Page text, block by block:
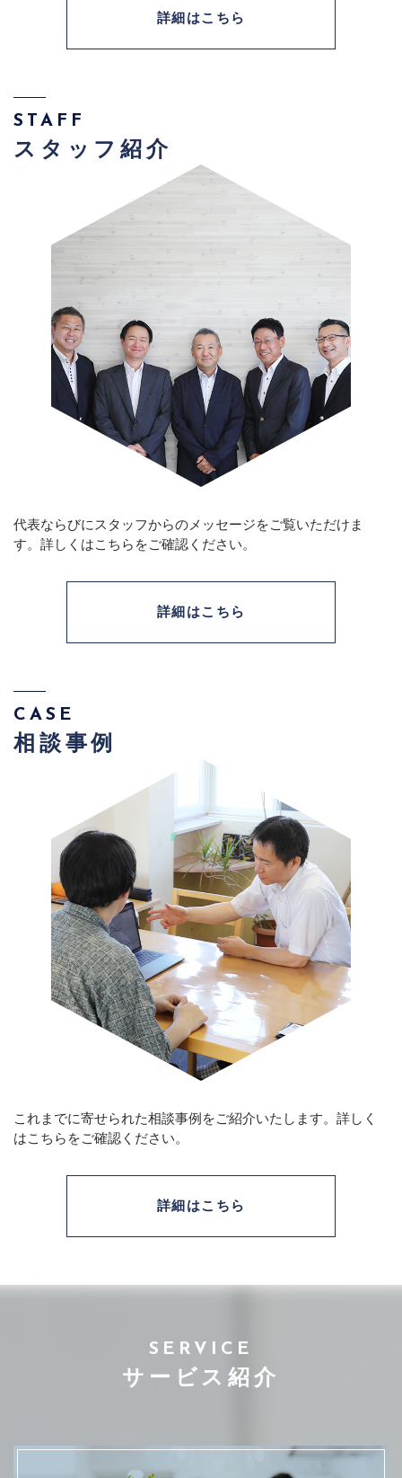
詳細はこちら
STAFF
スタッフ紹介
代表ならびにスタッフからのメッセージをご覧いただけま
す。 詳しくはこちらをご確認ください。
詳細はこちら
CASE
相談事例
これまでに寄せられた相談事例をご紹介いたします。 詳しく
はこちらをご確認ください。
詳細はこちら
SERVICE
サービス紹介